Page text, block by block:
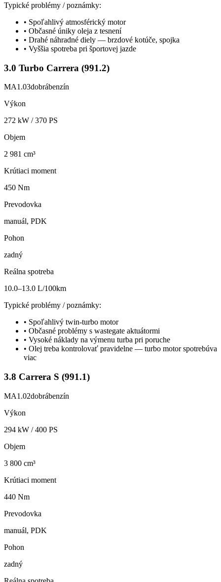
Typické problémy / poznámky:
• Spoľahlivý atmosférický motor
• Občasné úniky oleja z tesnení
• Drahé náhradné diely — brzdové kotúče, spojka
• Vyššia spotreba pri športovej jazde
3.0 Turbo Carrera (991.2)
MA1.03dobrábenzín
Výkon
272 kW /370 PS
Objem
2 981 cm³
Krútiaci moment
450 Nm
Prevodovka
manuál, PDK
Pohon
zadný
Reálna spotreba
10.0–13.0 L/100km
Typické problémy / poznámky:
• Spoľahlivý twin-turbo motor
• Občasné problémy s wastegate aktuátormi
• Vysoké náklady na výmenu turba pri poruche
• Olej treba kontrolovať pravidelne — turbo motor spotrebúva
viac
3.8 Carrera S (991.1)
MA1.02dobrábenzín
Výkon
294 kW /400 PS
Objem
3 800 cm³
Krútiaci moment
440 Nm
Prevodovka
manuál, PDK
Pohon
zadný